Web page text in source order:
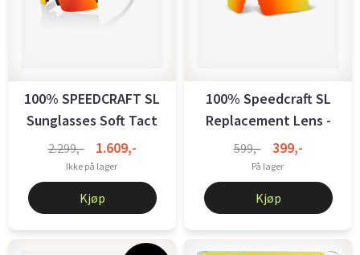
100% SPEEDCRAFT SL
Sunglasses Soft Tact
Grey Camo ...
2.299,- 1.609,-
Ikke på lager
Kjøp
100% Speedcraft SL
Replacement Lens -
Red ...
599,- 399,-
På lager
Kjøp